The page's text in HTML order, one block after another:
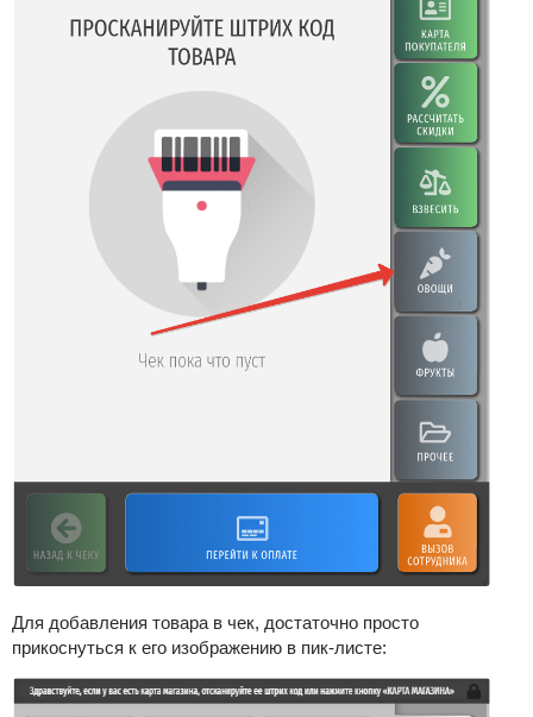
Для добавления товара в чек, достаточно просто
прикоснуться к его изображению в пик-листе: